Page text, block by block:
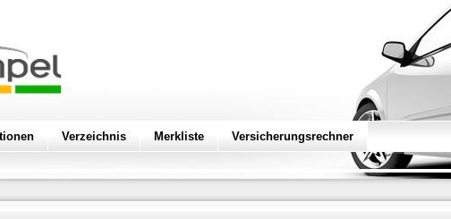
Verzeichnis Merkliste Versicherungsrechner